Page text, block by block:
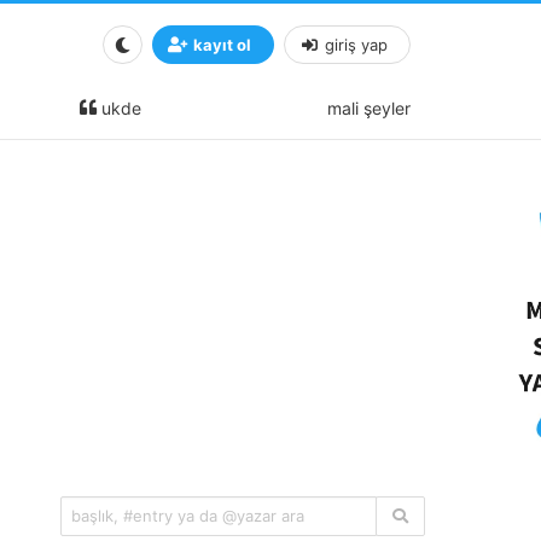
kayıt ol giriş yap
ukde mali şeyler